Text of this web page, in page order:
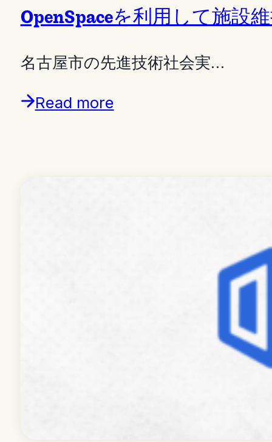
OpenSpaceを利用して施設
名古屋市の先進技術社会実…
Read more